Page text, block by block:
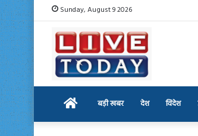
Sunday, August 9 2026
Home बड़ी खबर देश विदेश